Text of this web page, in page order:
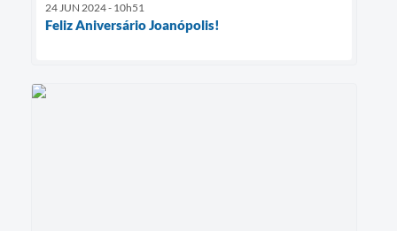
24 JUN 2024 - 10h51
Feliz Aniversário Joanópolis!